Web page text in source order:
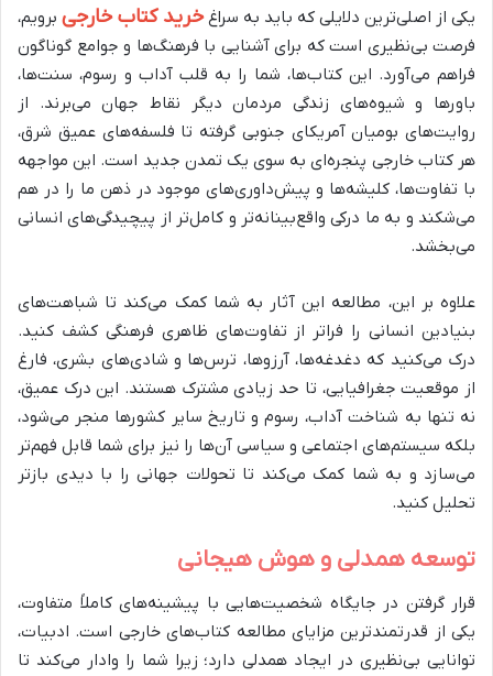
یکی از اصلی‌ترین دلایلی که باید به سراغخرید کتاب خارجی برویم،
فرصت بی‌نظیری است که برای آشنایی با فرهنگ‌ها و جوامع گوناگون
فراهم می‌آورد. این کتاب‌ها، شما را به قلب آداب و رسوم، سنت‌ها،
باورها و شیوه‌های زندگی مردمان دیگر نقاط جهان می‌برند. از
روایت‌های بومیان آمریکای جنوبی گرفته تا فلسفه‌های عمیق شرق،
هر کتاب خارجی پنجره‌ای به سوی یک تمدن جدید است. این مواجهه
با تفاوت‌ها، کلیشه‌ها و پیش‌داوری‌های موجود در ذهن ما را در هم
می‌شکند و به ما درکی واقع‌بینانه‌تر و کامل‌تر از پیچیدگی‌های انسانی
می‌بخشد.
علاوه بر این، مطالعه این آثار به شما کمک می‌کند تا شباهت‌های
بنیادین انسانی را فراتر از تفاوت‌های ظاهری فرهنگی کشف کنید.
درک می‌کنید که دغدغه‌ها، آرزوها، ترس‌ها و شادی‌های بشری، فارغ
از موقعیت جغرافیایی، تا حد زیادی مشترک هستند. این درک عمیق،
نه تنها به شناخت آداب، رسوم و تاریخ سایر کشورها منجر می‌شود،
بلکه سیستم‌های اجتماعی و سیاسی آن‌ها را نیز برای شما قابل فهم‌تر
می‌سازد و به شما کمک می‌کند تا تحولات جهانی را با دیدی بازتر
تحلیل کنید.
توسعه همدلی و هوش هیجانی
قرار گرفتن در جایگاه شخصیت‌هایی با پیشینه‌های کاملاً متفاوت،
یکی از قدرتمندترین مزایای مطالعه کتاب‌های خارجی است. ادبیات،
توانایی بی‌نظیری در ایجاد همدلی دارد؛ زیرا شما را وادار می‌کند تا